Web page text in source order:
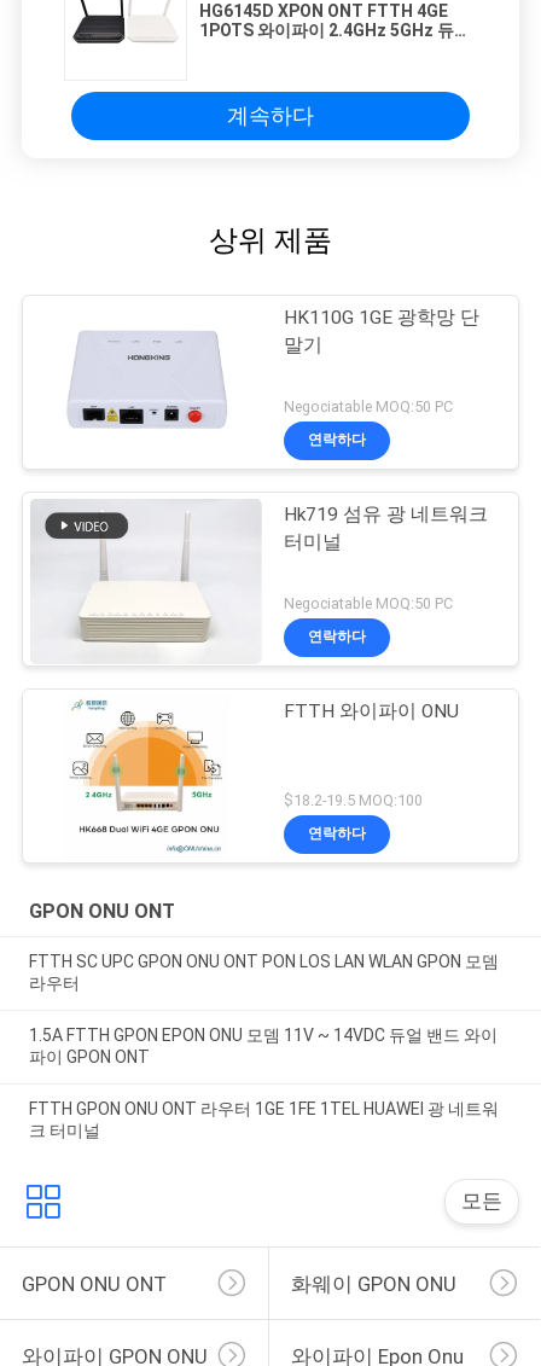
HG6145D XPON ONT FTTH 4GE
1POTS 와이파이 2.4GHz 5GHz 듀
계속하다
상위 제품
HK110G 1GE 광학망 단
말기
Negociatable MOQ:50 PC
연락하다
Hk719 섬유 광 네트워크
터미널
Negociatable MOQ:50 PC
연락하다
FTTH 와이파이 ONU
$18.2-19.5 MOQ:100
연락하다
GPON ONU ONT
FTTH SC UPC GPON ONU ONT PON LOS LAN WLAN GPON 모뎀
라우터
1.5A FTTH GPON EPON ONU 모뎀 11V ~ 14VDC 듀얼 밴드 와이
파이 GPON ONT
FTTH GPON ONU ONT 라우터 1GE 1FE 1TEL HUAWEI 광 네트워
크 터미널
모든
GPON ONU ONT 화웨이 GPON ONU
와이파이 GPON ONU 와이파이 Epon Onu